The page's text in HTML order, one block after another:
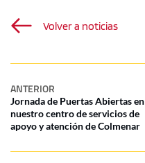
Volver a noticias
ANTERIOR
Jornada de Puertas Abiertas en
nuestro centro de servicios de
apoyo y atención de Colmenar